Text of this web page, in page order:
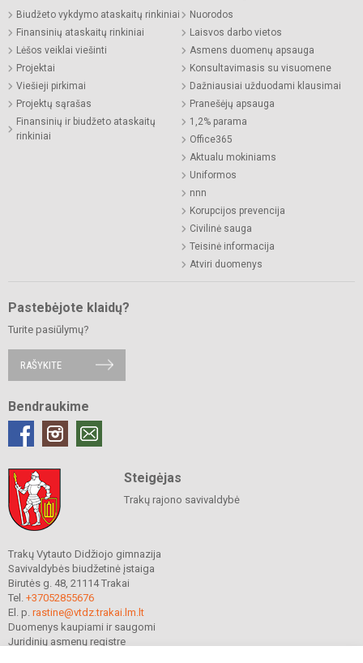
Biudžeto vykdymo ataskaitų rinkiniai
Finansinių ataskaitų rinkiniai
Lėšos veiklai viešinti
Projektai
Viešieji pirkimai
Projektų sąrašas
Finansinių ir biudžeto ataskaitų
rinkiniai
Nuorodos
Laisvos darbo vietos
Asmens duomenų apsauga
Konsultavimasis su visuomene
Dažniausiai užduodami klausimai
Pranešėjų apsauga
1,2% parama
Office365
Aktualu mokiniams
Uniformos
nnn
Korupcijos prevencija
Civilinė sauga
Teisinė informacija
Atviri duomenys
Pastebėjote klaidų?
Turite pasiūlymų?
RAŠYKITE
Bendraukime
Steigėjas
Trakų rajono savivaldybė
Trakų Vytauto Didžiojo gimnazija
Savivaldybės biudžetinė įstaiga
Birutės g. 48, 21114 Trakai
Tel. +37052855676
El. p. rastine@vtdz.trakai.lm.lt
Duomenys kaupiami ir saugomi
Juridinių asmenų registre